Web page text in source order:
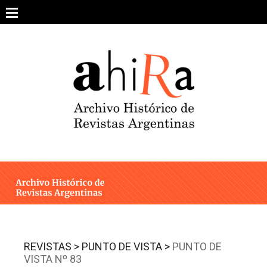
content
ARCHIVO DE REVISTAS
ESTUDIOS CRÍTICOS
INTEGRANTES
CONTACTO
REVISTAS > PUNTO DE VISTA > PUNTO DE
VISTA Nº 83